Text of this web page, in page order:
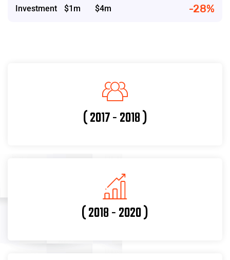
Investment $1m $4m -28%
( 2017 - 2018 )
( 2018 - 2020 )